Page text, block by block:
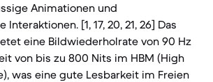
Animationen und
[1, 17, 20, 21, 26] Das
eine Bildwiederholrate von 90 Hz
von bis zu 800 Nits im HBM (High
was eine gute Lesbarkeit im Freien